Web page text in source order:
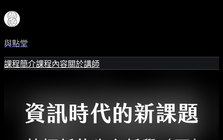
與點堂
課程簡介課程內容關於講師